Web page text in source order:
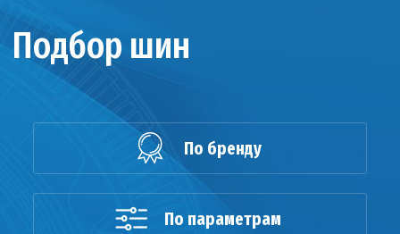
Подбор шин
По бренду
По параметрам